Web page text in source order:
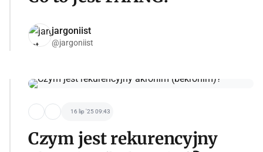
jargoniist
@jargoniist
16 lip '25 09:43
Czym jest rekurencyjny